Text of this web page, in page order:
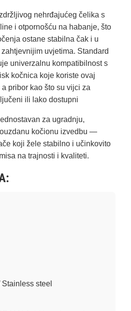
nehrđajućeg čelika s
i otpornošću na habanje, što
ostane stabilna čak i u
uvjetima. Standard
univerzalnu kompatibilnost s
kočnica koje koriste ovaj
pribor kao što su vijci za
ili lako dostupni
za ugradnju,
kočionu izvedbu —
koji žele stabilno i učinkovito
na trajnosti i kvaliteti.
steel